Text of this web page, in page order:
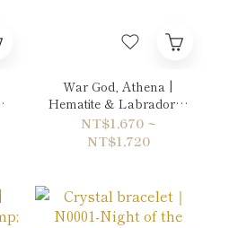
War God, Athena |
Hematite & Labradorite
Bracelet
NT$1,670 ~
NT$1,720